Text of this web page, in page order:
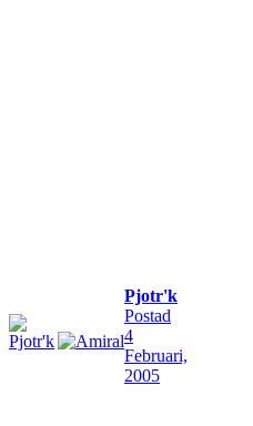
Pjotr'k
Postad
4
Februari,
2005